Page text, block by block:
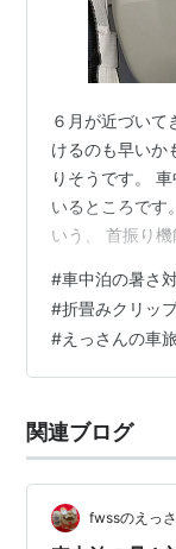
６月が近づいて
けるのも早いか
りそうです。
いるところです
いう、 首振り
が付いているも
す。 ファン本
スイッチボタン
速、首振り、停
赤、中速：緑、
#車中泊の暑さ
#折畳みクリッ
#えっさんの車
関連ブログ
fwssのえっ